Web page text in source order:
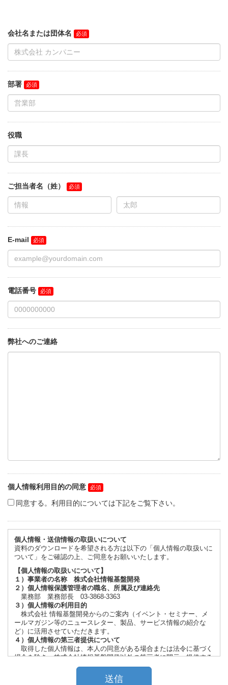
会社名または団体名
部署
役職
ご担当者名（姓）
E-mail
電話番号
弊社へのご連絡
個人情報利用目的の同意
同意する。利用目的については下記をご覧下さい。
個人情報・送信情報の取扱いについて
資料のダウンロードを希望される方は以下の「個人情報の取扱いに
ついて」をご確認の上、ご同意をお願いいたします。
【個人情報の取扱いについて】
１）事業者の名称 株式会社情報基盤開発
２）個人情報保護管理者の職名、所属及び連絡先
業務部 業務部長 03-3868-3363
３）個人情報の利用目的
株式会社 情報基盤開発からのご案内（イベント・セミナー、メ
ールマガジン等のニュースレター、製品、サービス情報の紹介な
ど）に活用させていただきます。
４）個人情報の第三者提供について
取得した個人情報は、本人の同意がある場合または法令に基づく
場合を除き、株式会社情報基盤開発以外の第三者に開示・提供する
ことはございません。
取得した個人情報の取扱いの全部又は一部を委託する場合がござ